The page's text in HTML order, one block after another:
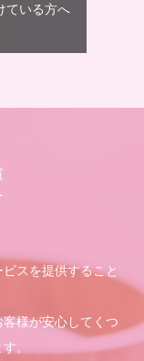
ている方へ
スを提供すること
様が安心してくつ
。